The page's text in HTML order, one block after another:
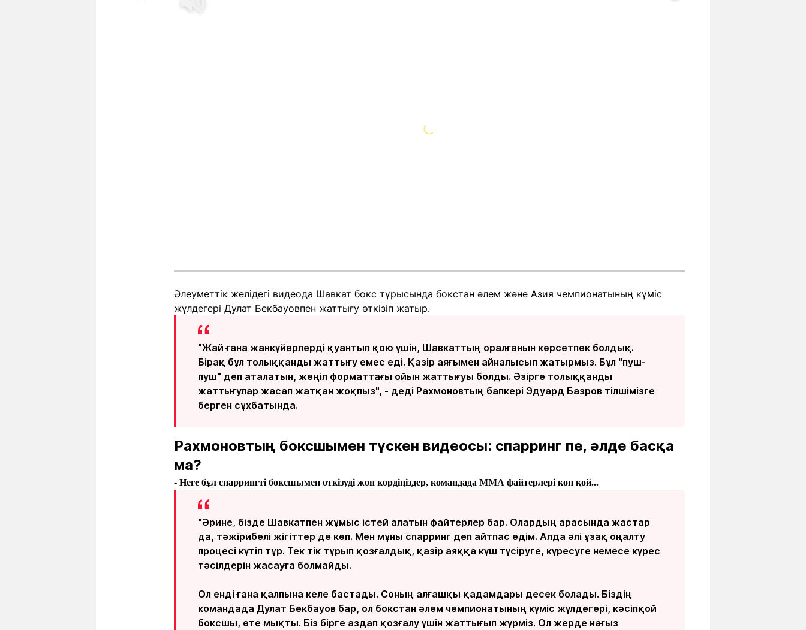
Әлеуметтік желідегі видеода Шавкат бокс тұрысында бокстан әлем және Азия чемпионатының күміс
жүлдегері Дулат Бекбауовпен жаттығу өткізіп жатыр.
"Жай ғана жанкүйерлерді қуантып қою үшін, Шавкаттың оралғанын көрсетпек болдық.
Бірақ бұл толыққанды жаттығу емес еді. Қазір аяғымен айналысып жатырмыз. Бұл "пуш-
пуш" деп аталатын, жеңіл форматтағы ойын жаттығуы болды. Әзірге толыққанды
жаттығулар жасап жатқан жоқпыз", - деді Рахмоновтың бапкері Эдуард Базров тілшімізге
берген сұхбатында.
Рахмоновтың боксшымен түскен видеосы: спарринг пе, әлде басқа
ма?
- Неге бұл спаррингті боксшымен өткізуді жөн көрдіңіздер, командада ММА файтерлері көп қой...
"Әрине, бізде Шавкатпен жұмыс істей алатын файтерлер бар. Олардың арасында жастар
да, тәжірибелі жігіттер де көп. Мен мұны спарринг деп айтпас едім. Алда әлі ұзақ оңалту
процесі күтіп тұр. Тек тік тұрып қозғалдық, қазір аяққа күш түсіруге, күресуге немесе күрес
тәсілдерін жасауға болмайды.
Ол енді ғана қалпына келе бастады. Соның алғашқы қадамдары десек болады. Біздің
командада Дулат Бекбауов бар, ол бокстан әлем чемпионатының күміс жүлдегері, кәсіпқой
боксшы, өте мықты. Біз бірге аздап қозғалу үшін жаттығып жүрміз. Ол жерде нағыз